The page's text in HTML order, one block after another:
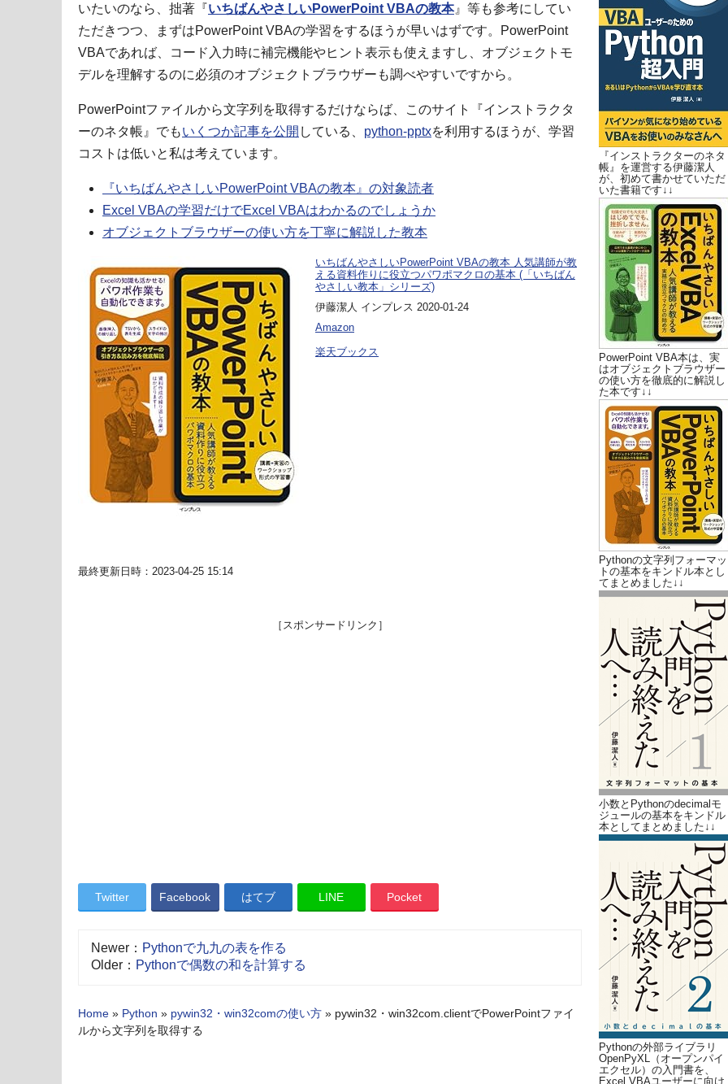
いたいのなら、拙著『いちばんやさしいPowerPoint VBAの教本』等も参考にしてい
ただきつつ、まずはPowerPoint VBAの学習をするほうが早いはずです。PowerPoint
VBAであれば、コード入力時に補完機能やヒント表示も使えますし、オブジェクトモ
デルを理解するのに必須のオブジェクトブラウザーも調べやすいですから。
PowerPointファイルから文字列を取得するだけならば、このサイト『インストラクタ
ーのネタ帳』でもいくつか記事を公開 している、 python-pptxを利用するほうが、学習
コストは低いと私は考えています。
『いちばんやさしいPowerPoint VBAの教本』の対象読者
Excel VBAの学習だけでExcel VBAはわかるのでしょうか
オブジェクトブラウザーの使い方を丁寧に解説した教本
いちばんやさしいPowerPoint VBAの教本 人気講師が教
える資料作りに役立つパワポマクロの基本 (「いちばん
やさしい教本」シリーズ)
伊藤潔人 インプレス 2020-01-24
Amazon
楽天ブックス
最終更新日時：2023-04-25 15:14
［スポンサードリンク］
Twitter Facebook はてブ LINE Pocket
Newer： Pythonで九九の表を作る
Older： Pythonで偶数の和を計算する
Home » Python » pywin32・win32comの使い方 » pywin32・win32com.clientでPowerPointファイ
ルから文字列を取得する
『インストラクターのネタ
帳』を運営する伊藤潔人
が、初めて書かせていただ
いた書籍です↓↓
PowerPoint VBA本は、実
はオブジェクトブラウザー
の使い方を徹底的に解説し
た本です↓↓
Pythonの文字列フォーマッ
トの基本をキンドル本とし
てまとめました↓↓
小数とPythonのdecimalモ
ジュールの基本をキンドル
本としてまとめました↓↓
Pythonの外部ライブラリ
OpenPyXL（オープンパイ
エクセル）の入門書を、
Excel VBAユーザーに向け